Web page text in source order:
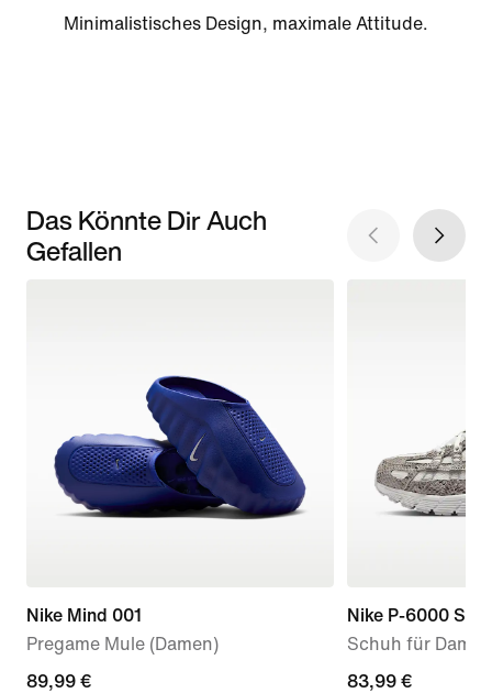
Minimalistisches Design, maximale Attitude.
Das Könnte Dir Auch
Gefallen
Nike Mind 001
Pregame Mule (Damen)
89,99 €
89,99 €
Nike P-6000 SE
Schuh für Damen
current
83,99 €